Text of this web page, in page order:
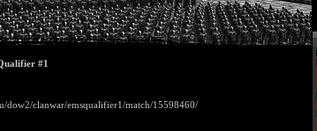
#1
dow2/clanwar/emsqualifier1/match/15598460/